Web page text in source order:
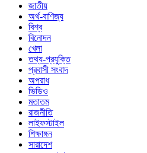
জাতীয়
অর্থ-বাণিজ্য
বিশ্ব
বিনোদন
খেলা
তথ্য-প্রযুক্তি
প্রবাসী সংবাদ
অপরাধ
ভিডিও
মতাতম
রাজনীতি
লাইফস্টাইল
শিক্ষাঙ্গন
সারাদেশ